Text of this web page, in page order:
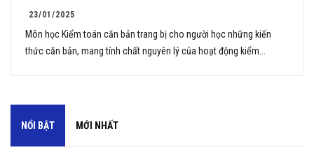
23/01/2025
Môn học Kiểm toán căn bản trang bị cho người học những kiến
thức căn bản, mang tính chất nguyên lý của hoạt động kiểm...
NỔI BẬT MỚI NHẤT